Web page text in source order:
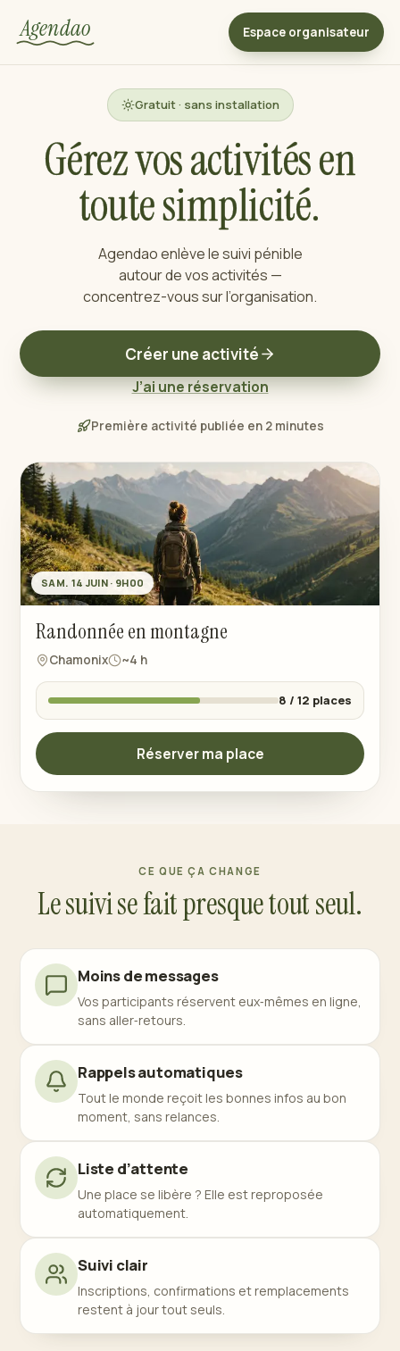
Agendao Espace organisateur
Gratuit · sans installation
Gérez vos activités en
toute simplicité.
Agendao enlève le suivi pénible
autour de vos activités —
concentrez-vous sur l’organisation.
Créer une activité
J’ai une réservation
Première activité publiée en 2 minutes
SAM. 14 JUIN · 9H00
Randonnée en montagne
Chamonix ~4 h
8 / 12 places
Réserver ma place
CE QUE ÇA CHANGE
Le suivi se fait presque tout seul.
Moins de messages
Vos participants réservent eux‑mêmes en ligne,
sans aller‑retours.
Rappels automatiques
Tout le monde reçoit les bonnes infos au bon
moment, sans relances.
Liste d’attente
Une place se libère ? Elle est reproposée
automatiquement.
Suivi clair
Inscriptions, confirmations et remplacements
restent à jour tout seuls.